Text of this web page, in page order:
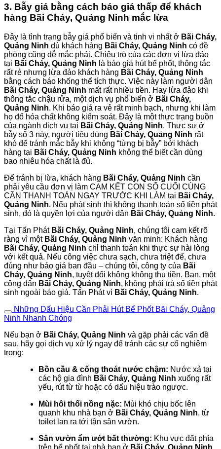
3. Bẫy giá bằng cách báo giá thấp để khách
hàng Bãi Cháy, Quảng Ninh mắc lừa
Đây là tình trạng bẫy giá phổ biến và tinh vi nhất ở Bãi Cháy,
Quảng Ninh dù khách hàng Bãi Cháy, Quảng Ninh có đề
phòng cũng dễ mắc phải. Chiêu trò của các đơn vị lừa đảo
tại Bãi Cháy, Quảng Ninh là báo giá hút bể phốt, thông tắc
rất rẻ nhưng lừa đảo khách hàng Bãi Cháy, Quảng Ninh
bằng cách báo khống thể tích thực. Việc này làm người dân
Bãi Cháy, Quảng Ninh mất rất nhiều tiền. Hay lừa đảo khi
thông tắc chậu rửa, một dịch vụ phổ biến ở Bãi Cháy,
Quảng Ninh. Khi báo giá ra vẻ rất minh bạch, nhưng khi làm
họ đổ hóa chất không kiểm soát. Đây là một thực trạng buồn
của ngành dịch vụ tại Bãi Cháy, Quảng Ninh. Thực sự ở
bẫy số 3 này, người tiêu dùng Bãi Cháy, Quảng Ninh rất
khó để tránh mắc bẫy khi không “từng bị bẫy” bởi khách
hàng tại Bãi Cháy, Quảng Ninh không thể biết cần dùng
bao nhiêu hóa chất là đủ.
Để tránh bị lừa, khách hàng Bãi Cháy, Quảng Ninh cần
phải yêu cầu đơn vị làm CAM KẾT CON SỐ CUỐI CÙNG
CẦN THANH TOÁN NGAY TRƯỚC KHI LÀM tại Bãi Cháy,
Quảng Ninh. Nếu phát sinh thì không thanh toán số tiền phát
sinh, đó là quyền lợi của người dân Bãi Cháy, Quảng Ninh.
Tại Tấn Phát Bãi Cháy, Quảng Ninh, chúng tôi cam kết rõ
ràng vì một Bãi Cháy, Quảng Ninh văn minh: Khách hàng
Bãi Cháy, Quảng Ninh chỉ thanh toán khi thực sự hài lòng
với kết quả. Nếu công việc chưa sạch, chưa triệt để, chưa
đúng như báo giá ban đầu – chúng tôi, công ty của Bãi
Cháy, Quảng Ninh, tuyệt đối không không thu tiền. Bạn, một
công dân Bãi Cháy, Quảng Ninh, không phải trả số tiền phát
sinh ngoài báo giá. Tấn Phát vì Bãi Cháy, Quảng Ninh.
Những Dấu Hiệu Cần Phải Hút Bể Phốt Bãi Cháy, Quảng
Ninh Nhanh Chóng
Nếu bạn ở Bãi Cháy, Quảng Ninh và gặp phải các vấn đề
sau, hãy gọi dịch vụ xử lý ngay để tránh các sự cố nghiêm
trọng:
Bồn cầu & cống thoát nước chậm: Nước xả tại
các hộ gia đình Bãi Cháy, Quảng Ninh xuống rất
yếu, rút từ từ hoặc có dấu hiệu trào ngược.
Mùi hôi thối nồng nặc: Mùi khó chịu bốc lên
quanh khu nhà bạn ở Bãi Cháy, Quảng Ninh, từ
toilet lan ra tới tận sân vườn.
Sân vườn ẩm ướt bất thường: Khu vực đất phía
trên bể phốt tại nhà bạn ở Bãi Cháy, Quảng Ninh